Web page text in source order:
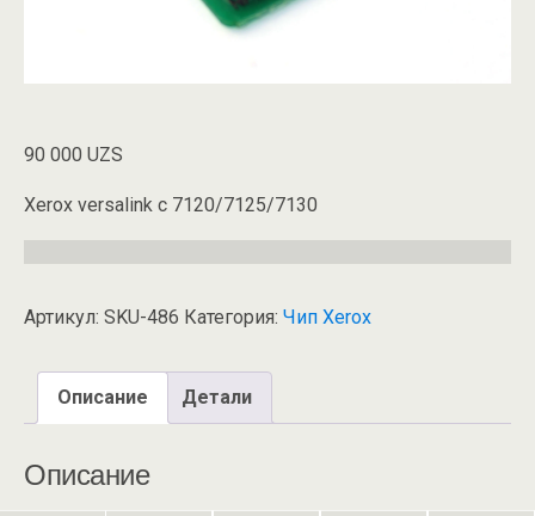
90 000 UZS
Xerox versalink c 7120/7125/7130
Артикул: SKU-486 Категория: Чип Xerox
Описание Детали
Описание